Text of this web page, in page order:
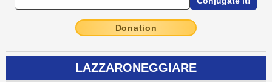
Donation
LAZZARONEGGIARE